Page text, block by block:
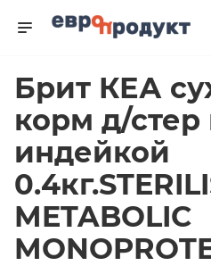
Брит КЕА
корм д/
индейкой
METABOLIC